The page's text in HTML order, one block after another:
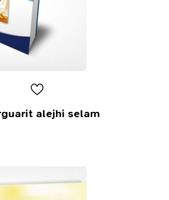
alejhi selam